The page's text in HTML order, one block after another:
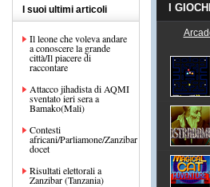
I suoi ultimi articoli
Il leone che voleva andare
a conoscere la grande
città/Il piacere di
raccontare
Attacco jihadista di AQMI
sventato ieri sera a
Bamako(Mali)
Contesti
africani/Parliamone/Zanzibar
docet
Risultati elettorali a
Zanzibar (Tanzania)
I